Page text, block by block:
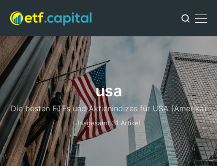
usa
Die besten ETFs und Aktienindizes für USA (Amerika)
Insgesamt 31 Artikel